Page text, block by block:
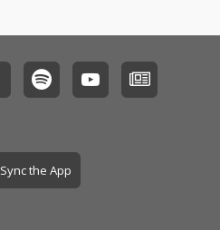
かに描き出している。
Sync the App